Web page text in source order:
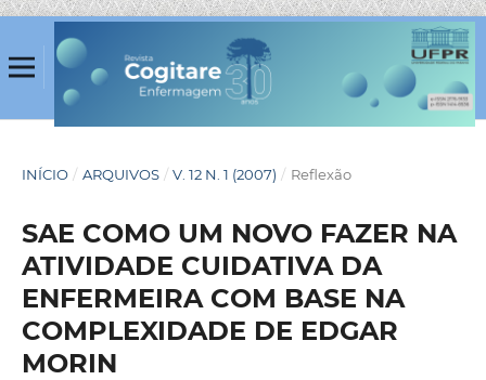
INÍCIO / ARQUIVOS / V. 12 N. 1 (2007) / Reflexão
SAE COMO UM NOVO FAZER NA
ATIVIDADE CUIDATIVA DA
ENFERMEIRA COM BASE NA
COMPLEXIDADE DE EDGAR
MORIN